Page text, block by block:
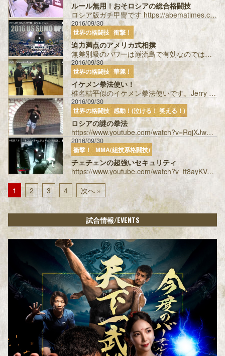
ルール無用！おそロシアの総合格闘技
ロシア版ガチ甲冑です https://abematimes.com/posts/1199989 投稿者：サンS...
2016/09/30
世界の格闘技 衝撃！
迫力満点のアメリカ式相撲
無差別級のパワーは巌流島で有効なのではないか 投稿者：サンS...
2016/09/30
世界の格闘技 華麗！
イケメン拳法使い！
椎名桔平似のイケメン拳法使いです。Jerry yeungさんという方です。詠春拳の達人です。 投稿者：uedabasil...
2016/09/30
世界の格闘技 感動！(泣ける！ 笑える！)
ロシアの謎の拳法
https://www.youtube.com/watch?v=RqjXJwQPhGo 強いのか弱いのかイマイチわからない、見ると微妙な気持...
2016/09/30
衝撃！
MMA(組技系格闘技)
チェチェンの超強いセキュリティ
https://www.youtube.com/watch?v=ft8ayKVgTeU 初めて見たとき衝撃を受けました。巌流島に上がってほし...
1
2 3 4 次へ »
試合情報/EVENTS